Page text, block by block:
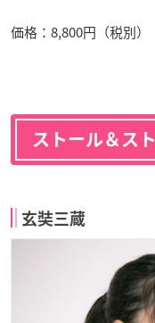
価格：8,800円（税別）
ストール＆ス
玄奘三蔵